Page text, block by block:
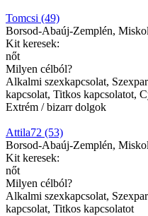
Tomcsi (49)
Borsod-Abaúj-Zemplén,
Kit keresek:
nőt
Milyen célból?
Alkalmi szexkapcsolat,
kapcsolat, Titkos kapcsolatot,
Extrém / bizarr dolgok
Attila72 (53)
Borsod-Abaúj-Zemplén,
Kit keresek:
nőt
Milyen célból?
Alkalmi szexkapcsolat,
kapcsolat, Titkos kapcsolatot